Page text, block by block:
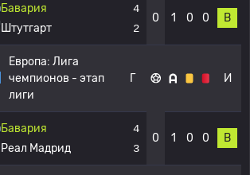
Бавария
Штутгарт
4
2
0 1 0 0 В
Европа: Лига
чемпионов - этап
лиги
Г И
Бавария
Реал Мадрид
4
3
0 1 0 0 В